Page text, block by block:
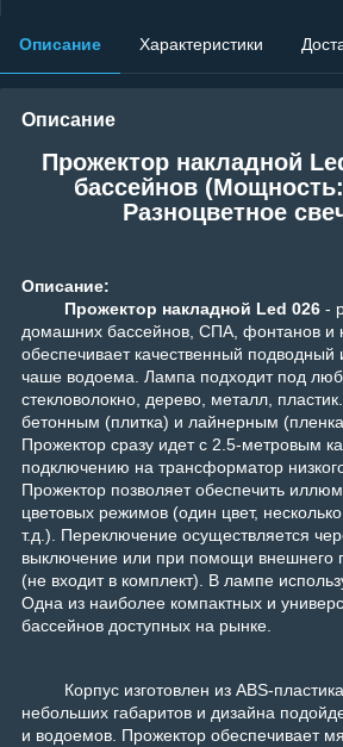
Описание Характеристики
Описание
Прожектор накладной
бассейнов
Разноцветное
Описание:
Прожектор накладной Led 026 -
домашних бассейнов, СПА, фонтанов и
обеспечивает качественный подводный
чаше водоема. Лампа подходит под
стекловолокно, дерево, металл,
бетонным (плитка) и лайнерным
Прожектор сразу идет с 2.5-метровым
подключению на трансформатор
Прожектор позволяет обеспечить
цветовых режимов (один цвет,
т.д.). Переключение осуществляется
выключение или при помощи внешнего
(не входит в комплект). В лампе
Одна из наиболее компактных и
бассейнов доступных на рынке.
Корпус изготовлен из ABS-пластика
небольших габаритов и дизайна
и водоемов. Прожектор обеспечивает